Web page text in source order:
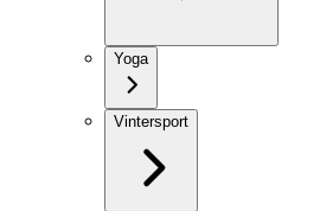
Yoga
Vintersport